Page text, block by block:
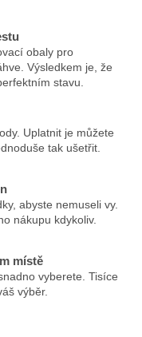
obaly pro
Výsledkem je, že
stavu.
Uplatnit je můžete
tak ušetřit.
abyste nemuseli vy.
nákupu kdykoliv.
místě
vyberete. Tisíce
výběr.